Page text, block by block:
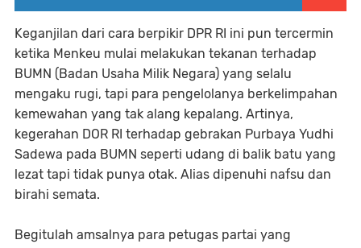
Keganjilan dari cara berpikir DPR RI ini pun tercermin
ketika Menkeu mulai melakukan tekanan terhadap
BUMN (Badan Usaha Milik Negara) yang selalu
mengaku rugi, tapi para pengelolanya berkelimpahan
kemewahan yang tak alang kepalang. Artinya,
kegerahan DOR RI terhadap gebrakan Purbaya Yudhi
Sadewa pada BUMN seperti udang di balik batu yang
lezat tapi tidak punya otak. Alias dipenuhi nafsu dan
birahi semata.
Begitulah amsalnya para petugas partai yang